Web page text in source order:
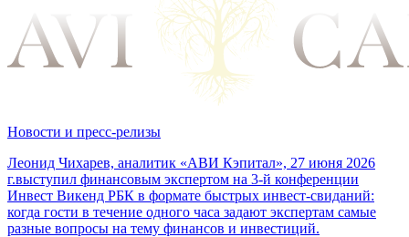
Новости и пресс-релизы
Леонид Чихарев, аналитик «АВИ Кэпитал», 27 июня 2026
г.выступил финансовым экспертом на 3-й конференции
Инвест Викенд РБК в формате быстрых инвест-свиданий:
когда гости в течение одного часа задают экспертам самые
разные вопросы на тему финансов и инвестиций.